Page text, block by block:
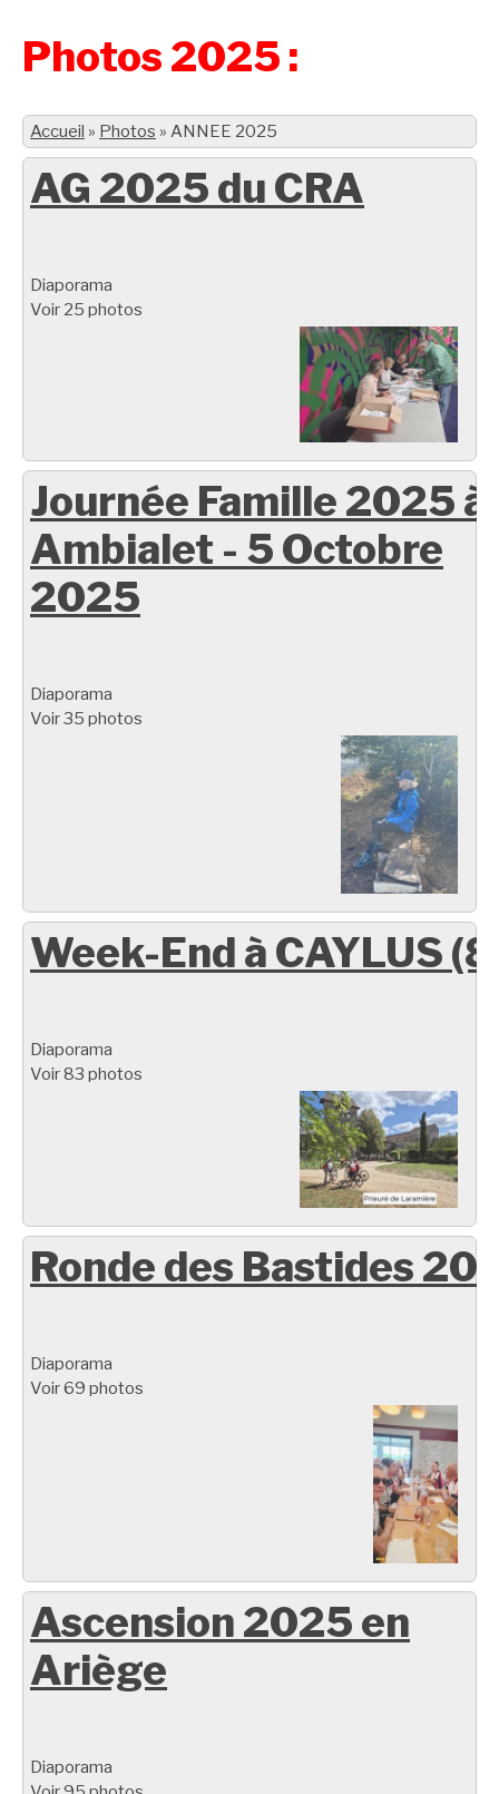
Photos 2025 :
Accueil » Photos » ANNEE 2025
AG 2025 du CRA
Diaporama
Voir 25 photos
Journée Famille 2025 à
Ambialet - 5 Octobre
2025
Diaporama
Voir 35 photos
Week-End à CAYLUS
Diaporama
Voir 83 photos
Ronde des Bastides
Diaporama
Voir 69 photos
Ascension 2025 en
Ariège
Diaporama